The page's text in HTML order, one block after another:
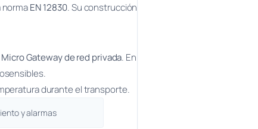
normaEN 12830. Su construcción
Micro Gateway de red privada. En
durante el transporte.
y alarmas